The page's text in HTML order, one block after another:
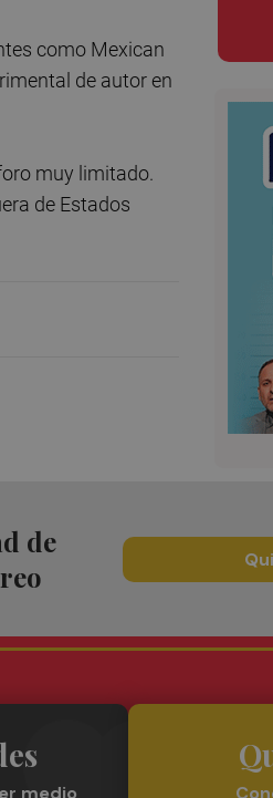
como Mexican
de autor en
muy limitado.
de Estados
de
medio